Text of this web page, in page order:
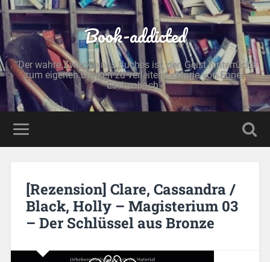
Book-addicted
"Der wahre Zweck eines Buches ist, den Geist hinterrücks
zum eigenen Denken zu verleiten." - Marie von Ebner-
Eschenbach -
[Rezension] Clare, Cassandra /
Black, Holly – Magisterium 03
– Der Schlüssel aus Bronze